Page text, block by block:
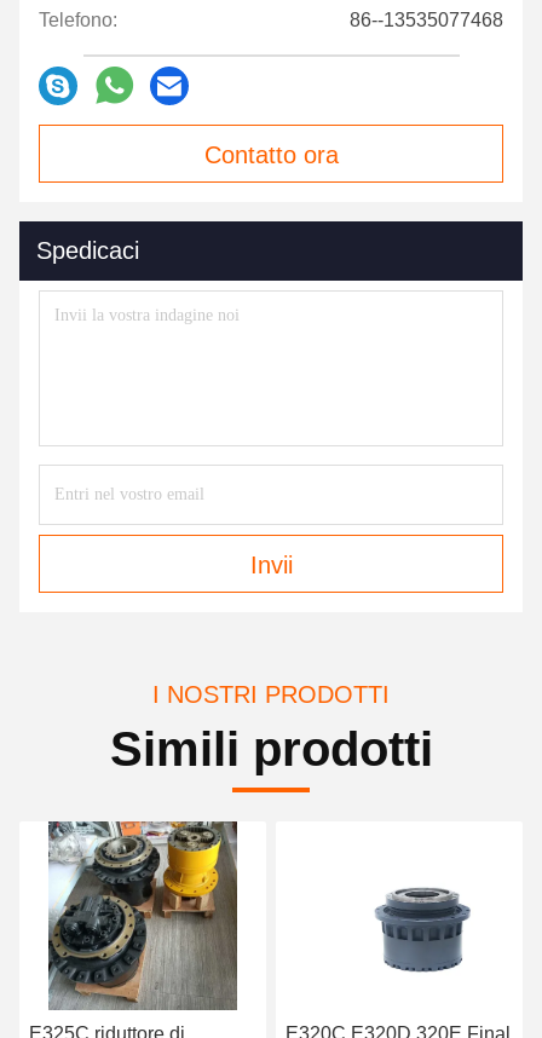
Telefono: 86--13535077468
Contatto ora
Spedicaci
Invii
I NOSTRI PRODOTTI
Simili prodotti
E325C riduttore di
E320C E320D 320E Final